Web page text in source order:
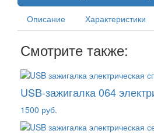
Описание Характеристики
Смотрите также:
USB-зажигалка 064
1500 руб.